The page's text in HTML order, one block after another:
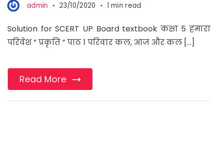
admin 23/10/2020 1 min read
Solution for SCERT UP Board textbook कक्षा 5 हमारा
परिवेश ” प्रकृति ” पाठ 1 परिवार कल, आज और कल […]
Read More